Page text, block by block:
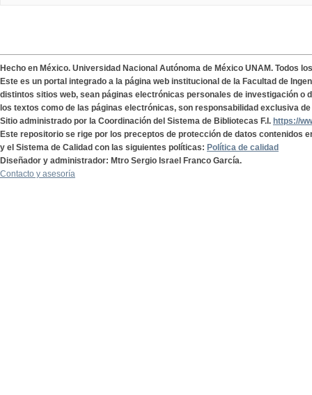
Hecho en México. Universidad Nacional Autónoma de México UNAM. Todos
Este es un portal integrado a la página web institucional de la Facultad de
distintos sitios web, sean páginas electrónicas personales de investigación o
los textos como de las páginas electrónicas, son responsabilidad exclusiva
Sitio administrado por la Coordinación del Sistema de Bibliotecas F.I. https://
Este repositorio se rige por los preceptos de protección de datos contenidos
y el Sistema de Calidad con las siguientes políticas: Política de calidad
Diseñador y administrador: Mtro Sergio Israel Franco García.
Contacto y asesoría